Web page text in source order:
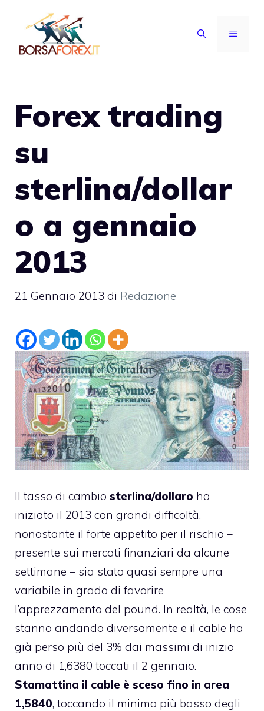
contenuto
MENU
Forex trading
su
sterlina/dollar
o a gennaio
2013
21 Gennaio 2013 di Redazione
Il tasso di cambio sterlina/dollaro ha
iniziato il 2013 con grandi difficoltà,
nonostante il forte appetito per il rischio –
presente sui mercati finanziari da alcune
settimane – sia stato quasi sempre una
variabile in grado di favorire
l’apprezzamento del pound. In realtà, le cose
stanno andando diversamente e il cable ha
già perso più del 3% dai massimi di inizio
anno di 1,6380 toccati il 2 gennaio.
Stamattina il cable è sceso fino in area
1,5840, toccando il minimo più basso degli